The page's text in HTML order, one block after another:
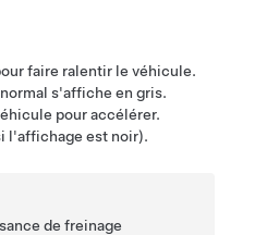
faire ralentir le véhicule.
s'affiche en gris.
pour accélérer.
l'affichage est noir).
de freinage